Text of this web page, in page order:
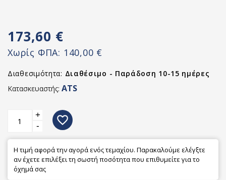
173,60 €
Χωρίς ΦΠΑ: 140,00 €
Διαθεσιμότητα: Διαθέσιμο - Παράδοση 10-15 ημέρες
Κατασκευαστής: ATS
+
-
favorite_border
Η τιμή αφορά την αγορά ενός τεμαχίου. Παρακαλούμε ελέγξτε
αν έχετε επιλέξει τη σωστή ποσότητα που επιθυμείτε για το
όχημά σας